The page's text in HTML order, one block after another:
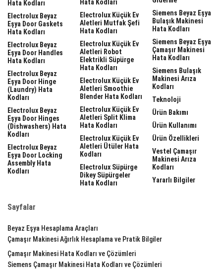
Hata Kodları
Electrolux Beyaz
Eşya Door Gaskets
Hata Kodları
Electrolux Beyaz
Eşya Door Handles
Hata Kodları
Electrolux Beyaz
Eşya Door Hinge
(laundry) Hata
Kodları
Electrolux Beyaz
Eşya Door Hinges
(dishwashers) Hata
Kodları
Electrolux Beyaz
Eşya Door Locking
Assembly Hata
Kodları
Hata Kodları
Electrolux Küçük Ev
Aletleri Mutfak Şefi
Hata Kodları
Electrolux Küçük Ev
Aletleri Robot
Elektrikli Süpürge
Hata Kodları
Electrolux Küçük Ev
Aletleri Smoothie
Blender Hata Kodları
Electrolux Küçük Ev
Aletleri Split Klima
Hata Kodları
Electrolux Küçük Ev
Aletleri Ütüler Hata
Kodları
Electrolux Süpürge
Dikey Süpürgeler
Hata Kodları
Siemens Beyaz Eşya
Bulaşık Makinesi
Hata Kodları
Siemens Beyaz Eşya
Çamaşır Makinesi
Hata Kodları
Siemens Bulaşık
Makinesi Arıza
Kodları
Teknoloji
Ürün Bakımı
Ürün Kullanımı
Ürün Özellikleri
Vestel Çamaşır
Makinesi Arıza
Kodları
Yararlı Bilgiler
Sayfalar
Beyaz Eşya Hesaplama Araçları
Çamaşır Makinesi Ağırlık Hesaplama ve Pratik Bilgiler
Çamaşır Makinesi Hata Kodları ve Çözümleri
Siemens Çamaşır Makinesi Hata Kodları ve Çözümleri